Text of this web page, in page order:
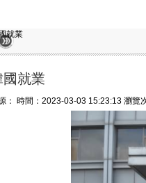
就業
國就業
： 時間：2023-03-03 15:23:13 瀏覽